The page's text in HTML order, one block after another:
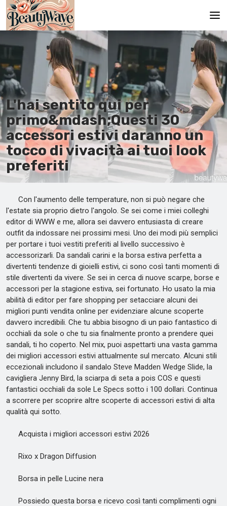
Pagina principale
En
Es
Ru
It
De
L'hai sentito qui per
primo&mdash;Questi 30
accessori estivi daranno un
tocco di vivacità ai tuoi look
preferiti
Con l'aumento delle temperature, non si può negare che
l'estate sia proprio dietro l'angolo. Se sei come i miei colleghi
editor di WWW e me, allora sei davvero entusiasta di creare
outfit da indossare nei prossimi mesi. Uno dei modi più semplici
per portare i tuoi vestiti preferiti al livello successivo è
accessorizarli. Da sandali carini e la borsa estiva perfetta a
divertenti tendenze di gioielli estivi, ci sono così tanti momenti di
stile divertenti da vivere. Se sei in cerca di nuove scarpe, borse e
accessori per la stagione estiva, sei fortunato. Ho usato la mia
abilità di editor per fare shopping per setacciare alcuni dei
migliori punti vendita online per evidenziare alcune scoperte
davvero incredibili. Che tu abbia bisogno di un paio fantastico di
occhiali da sole o che tu sia finalmente pronto a prendere quei
sandali, ti ho coperto. Nel mix, puoi aspettarti una vasta gamma
dei migliori accessori estivi attualmente sul mercato. Alcuni stili
eccezionali includono il sandalo Steve Madden Wedge Slide, la
cavigliera Jenny Bird, la sciarpa di seta a pois COS e questi
fantastici occhiali da sole Le Specs sotto i 100 dollari. Continua
a scorrere per scoprire altre scoperte di accessori estivi di alta
qualità qui sotto.
Acquista i migliori accessori estivi 2026
Rixo x Dragon Diffusion
Borsa in pelle Lucine nera
Possiedo questa borsa e ricevo così tanti complimenti ogni